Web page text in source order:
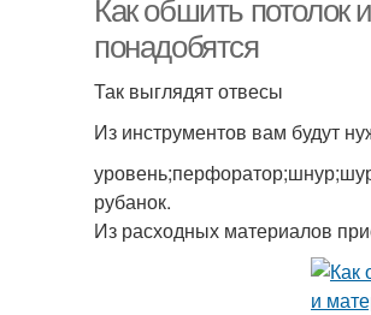
Как обшить потолок
понадобятся
Так выглядят отвесы
Из инструментов вам будут
рубанок.
Из расходных материалов